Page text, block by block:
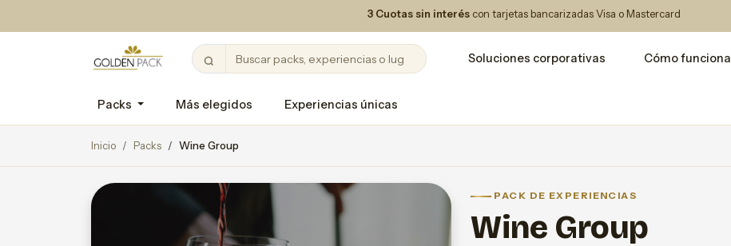
3 Cuotas sin interés con tarjetas bancarizadas Visa o Mastercard
Soluciones corporativas Cómo funciona
Packs Más elegidos Experiencias únicas
Inicio Packs Wine Group
PACK DE EXPERIENCIAS
Wine Group